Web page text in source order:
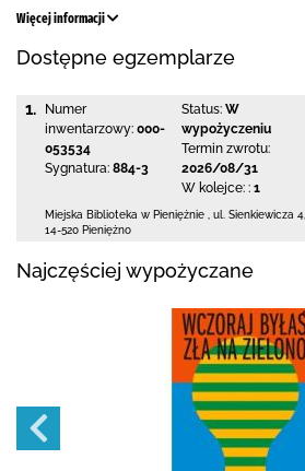
Więcej informacji
Dostępne egzemplarze
1.
Numer
inwentarzowy: 000-
053534
Sygnatura: 884-3
Status: W
wypożyczeniu
Termin zwrotu:
2026/08/31
W kolejce: : 1
Miejska Biblioteka w Pieniężnie ul. Sienkiewicza 4
14-520 Pieniężno
Najczęściej wypożyczane